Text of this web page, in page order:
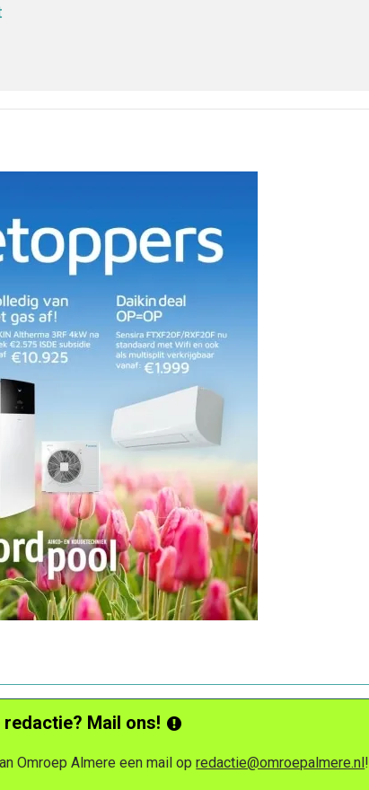
Mail ons!
Omroep Almere een mail opredactie@omroepalmere.nl!